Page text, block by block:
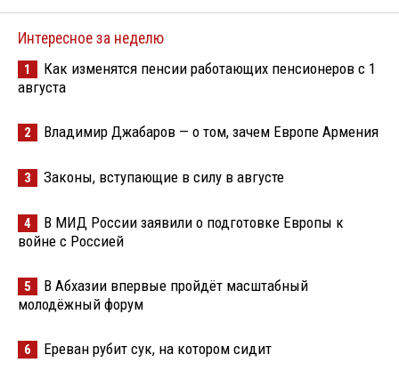
Интересное за неделю
1
Как изменятся пенсии работающих пенсионеров с 1
августа
2 Владимир Джабаров — о том, зачем Европе Армения
3 Законы, вступающие в силу в августе
4
В МИД России заявили о подготовке Европы к
войне с Россией
5
В Абхазии впервые пройдёт масштабный
молодёжный форум
6 Ереван рубит сук, на котором сидит